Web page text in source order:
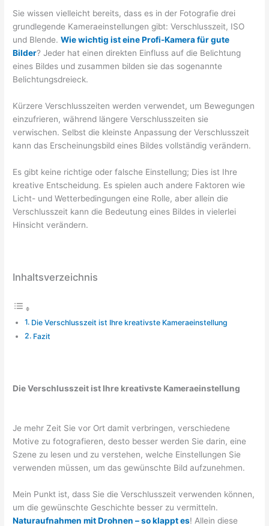
Sie wissen vielleicht bereits, dass es in der Fotografie drei
grundlegende Kameraeinstellungen gibt: Verschlusszeit, ISO
und Blende.Wie wichtig ist eine Profi-Kamera für gute
Bilder? Jeder hat einen direkten Einfluss auf die Belichtung
eines Bildes und zusammen bilden sie das sogenannte
Belichtungsdreieck.
Kürzere Verschlusszeiten werden verwendet, um Bewegungen
einzufrieren, während längere Verschlusszeiten sie
verwischen. Selbst die kleinste Anpassung der Verschlusszeit
kann das Erscheinungsbild eines Bildes vollständig verändern.
Es gibt keine richtige oder falsche Einstellung; Dies ist Ihre
kreative Entscheidung. Es spielen auch andere Faktoren wie
Licht- und Wetterbedingungen eine Rolle, aber allein die
Verschlusszeit kann die Bedeutung eines Bildes in vielerlei
Hinsicht verändern.
Inhaltsverzeichnis
Die Verschlusszeit ist Ihre kreativste Kameraeinstellung
Fazit
Die Verschlusszeit ist Ihre kreativste Kameraeinstellung
Je mehr Zeit Sie vor Ort damit verbringen, verschiedene
Motive zu fotografieren, desto besser werden Sie darin, eine
Szene zu lesen und zu verstehen, welche Einstellungen Sie
verwenden müssen, um das gewünschte Bild aufzunehmen.
Mein Punkt ist, dass Sie die Verschlusszeit verwenden können,
um die gewünschte Geschichte besser zu vermitteln.
Naturaufnahmen mit Drohnen – so klappt es! Allein diese